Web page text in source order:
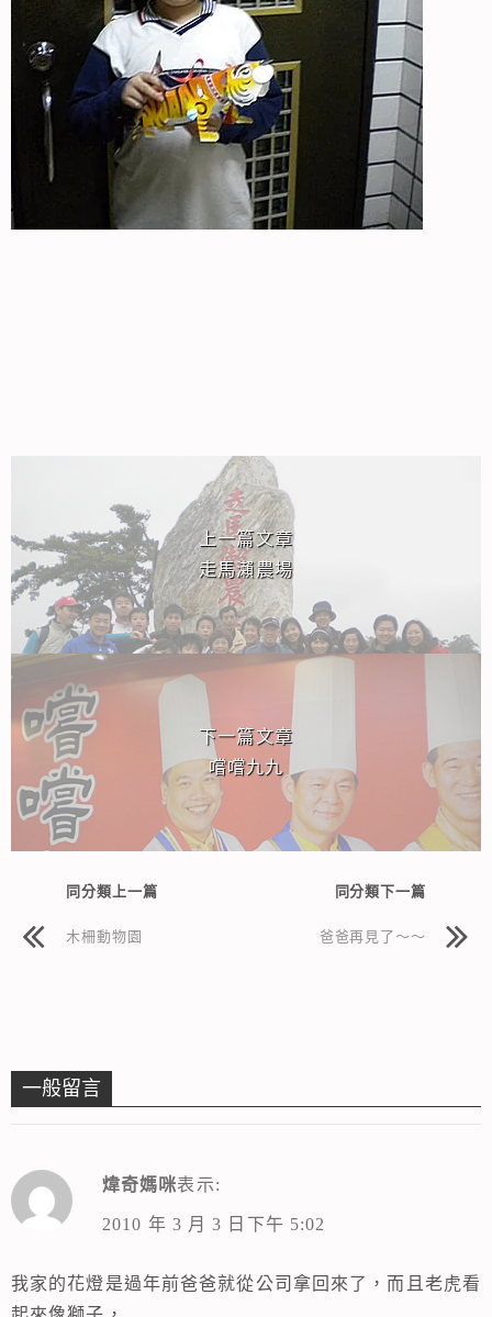
上一篇文章
走馬瀨農場
下一篇文章
嚐嚐九九
同分類上一篇
木柵動物園
同分類下一篇
爸爸再見了～～
一般留言
煒奇媽咪表示:
2010 年 3 月 3 日下午 5:02
我家的花燈是過年前爸爸就從公司拿回來了，而且老虎看